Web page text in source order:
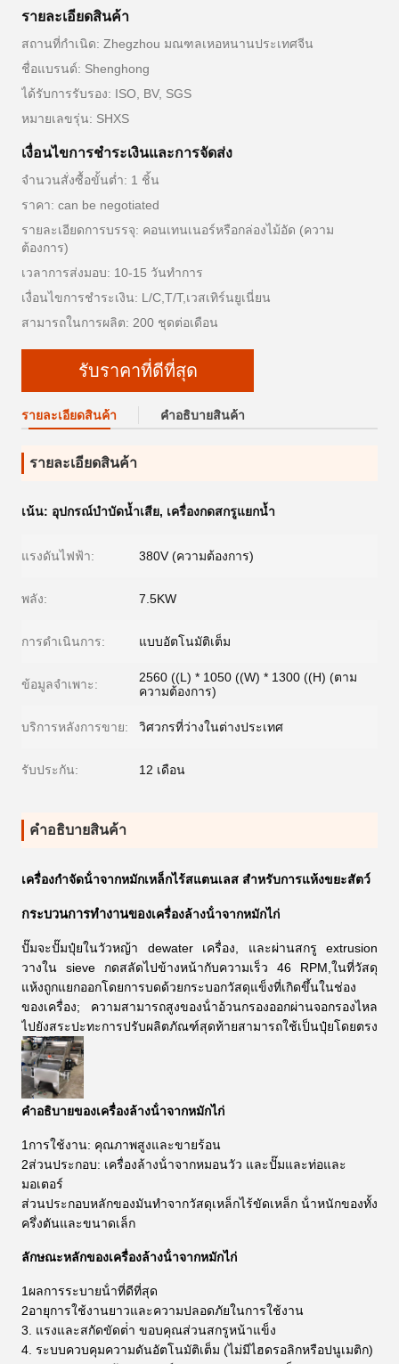
รายละเอียดสินค้า
สถานที่กำเนิด: Zhegzhou มณฑลเหอหนานประเทศจีน
ชื่อแบรนด์: Shenghong
ได้รับการรับรอง: ISO, BV, SGS
หมายเลขรุ่น: SHXS
เงื่อนไขการชําระเงินและการจัดส่ง
จำนวนสั่งซื้อขั้นต่ำ: 1 ชิ้น
ราคา: can be negotiated
รายละเอียดการบรรจุ: คอนเทนเนอร์หรือกล่องไม้อัด (ความ
ต้องการ)
เวลาการส่งมอบ: 10-15 วันทำการ
เงื่อนไขการชำระเงิน: L/C,T/T,เวสเทิร์นยูเนี่ยน
สามารถในการผลิต: 200 ชุดต่อเดือน
รับราคาที่ดีที่สุด
รายละเอียดสินค้า คําอธิบายสินค้า
รายละเอียดสินค้า
เน้น: อุปกรณ์บำบัดน้ำเสีย, เครื่องกดสกรูแยกน้ำ
แรงดันไฟฟ้า: 380V (ความต้องการ)
พลัง: 7.5KW
การดำเนินการ: แบบอัตโนมัติเต็ม
ข้อมูลจำเพาะ:
2560 ((L) * 1050 ((W) * 1300 ((H) (ตาม
ความต้องการ)
บริการหลังการขาย: วิศวกรที่ว่างในต่างประเทศ
รับประกัน: 12 เดือน
คําอธิบายสินค้า
เครื่องกําจัดน้ําจากหมักเหล็กไร้สแตนเลส สําหรับการแห้งขยะสัตว์
กระบวนการทํางานของเครื่องล้างน้ําจากหมักไก่
ปั๊มจะปั๊มปุ๋ยในวัวหญ้า dewater เครื่อง, และผ่านสกรู extrusion
วางใน sieve กดสลัดไปข้างหน้ากับความเร็ว 46 RPM,ในที่วัสดุ
แห้งถูกแยกออกโดยการบดด้วยกระบอกวัสดุแข็งที่เกิดขึ้นในช่อง
ของเครื่อง; ความสามารถสูงของน้ําอ้วนกรองออกผ่านจอกรองไหล
ไปยังสระปะทะการปรับผลิตภัณฑ์สุดท้ายสามารถใช้เป็นปุ๋ยโดยตรง
คําอธิบายของเครื่องล้างน้ําจากหมักไก่
1การใช้งาน: คุณภาพสูงและขายร้อน
2ส่วนประกอบ: เครื่องล้างน้ําจากหมอนวัว และปั๊มและท่อและ
มอเตอร์
ส่วนประกอบหลักของมันทําจากวัสดุเหล็กไร้ขัดเหล็ก น้ําหนักของทั้ง
ครึ่งตันและขนาดเล็ก
ลักษณะหลักของเครื่องล้างน้ําจากหมักไก่
1ผลการระบายน้ําที่ดีที่สุด
2อายุการใช้งานยาวและความปลอดภัยในการใช้งาน
3. แรงและสกัดขัดต่ํา ขอบคุณส่วนสกรูหน้าแข็ง
4. ระบบควบคุมความดันอัตโนมัติเต็ม (ไม่มีไฮดรอลิกหรือปนูเมติก)